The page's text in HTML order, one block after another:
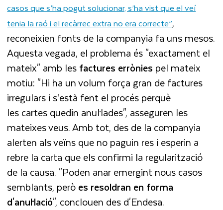
casos que s’ha pogut solucionar, s’ha vist que el veí
tenia la raó i el recàrrec extra no era correcte”,
reconeixien fonts de la companyia fa uns mesos.
Aquesta vegada, el problema és "exactament el
mateix" amb lesfactures errònies pel mateix
motiu: "Hi ha un volum força gran de factures
irregulars i s’està fent el procés perquè
les cartes quedin anul·lades", asseguren les
mateixes veus. Amb tot, des de la companyia
alerten als veïns que no paguin res i esperin a
rebre la carta que els confirmi la regularització
de la causa. "Poden anar emergint nous casos
semblants, peròes resoldran en forma
d'anul·lació", conclouen des d'Endesa.